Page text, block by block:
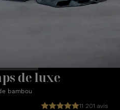
de luxe
bambou
11 201 avis